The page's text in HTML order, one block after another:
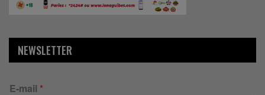
NEWSLETTER
E-mail *